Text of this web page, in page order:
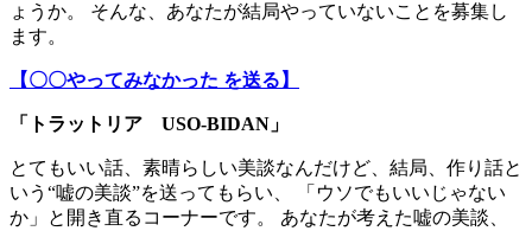
ょうか。 そんな、あなたが結局やっていないことを募集し
ます。
【〇〇やってみなかった を送る】
「トラットリア USO-BIDAN」
とてもいい話、素晴らしい美談なんだけど、結局、作り話と
いう“嘘の美談”を送ってもらい、 「ウソでもいいじゃない
か」と開き直るコーナーです。 あなたが考えた嘘の美談、